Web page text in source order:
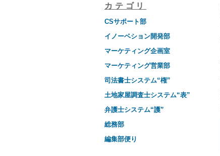
カテゴリ
CSサポート部
イノーベション開発部
マーケティング企画室
マーケティング営業部
司法書士システム“権”
土地家屋調査士システム“表”
弁護士システム“護”
総務部
編集部便り